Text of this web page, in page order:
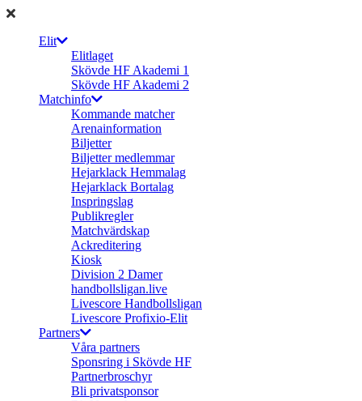
Elit
Elitlaget
Skövde HF Akademi 1
Skövde HF Akademi 2
Matchinfo
Kommande matcher
Arenainformation
Biljetter
Biljetter medlemmar
Hejarklack Hemmalag
Hejarklack Bortalag
Inspringslag
Publikregler
Matchvärdskap
Ackreditering
Kiosk
Division 2 Damer
handbollsligan.live
Livescore Handbollsligan
Livescore Profixio-Elit
Partners
Våra partners
Sponsring i Skövde HF
Partnerbroschyr
Bli privatsponsor